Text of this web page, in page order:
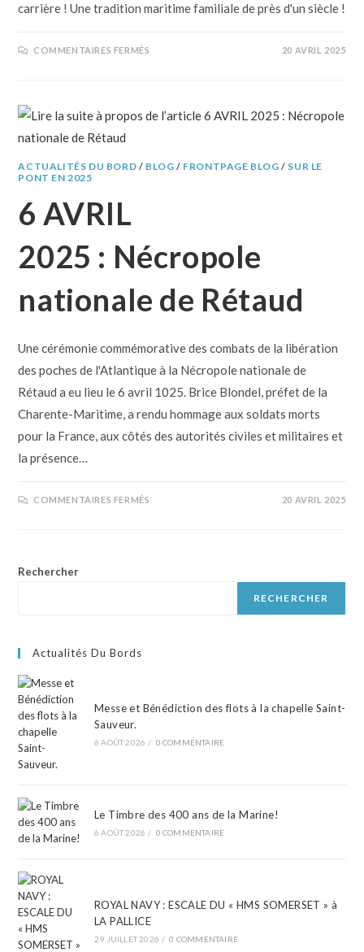
carrière ! Une tradition maritime familiale de près d'un siècle !
COMMENTAIRES FERMÉS 20 AVRIL 2025
ACTUALITÉS DU BORD / BLOG / FRONTPAGE BLOG / SUR LE
PONT EN 2025
6 AVRIL
2025 : Nécropole
nationale de Rétaud
Une cérémonie commémorative des combats de la libération
des poches de l'Atlantique à la Nécropole nationale de
Rétaud a eu lieu le 6 avril 1025. Brice Blondel, préfet de la
Charente-Maritime, a rendu hommage aux soldats morts
pour la France, aux côtés des autorités civiles et militaires et
la présence…
COMMENTAIRES FERMÉS 20 AVRIL 2025
Rechercher
RECHERCHER
Actualités Du Bords
Messe et Bénédiction des flots à la chapelle Saint-
Sauveur.
6 AOÛT 2026 / 0 COMMENTAIRE
Le Timbre des 400 ans de la Marine!
6 AOÛT 2026 / 0 COMMENTAIRE
ROYAL NAVY : ESCALE DU « HMS SOMERSET » à
LA PALLICE
29 JUILLET 2026 / 0 COMMENTAIRE